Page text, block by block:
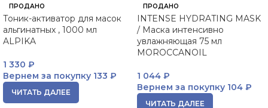
ПРОДАНО
Тоник-активатор для масок
альгинатных , 1000 мл
ALPIKA
1 330 ₽
Вернем за покупку 133 ₽
ЧИТАТЬ ДАЛЕЕ
ПРОДАНО
INTENSE HYDRATING MASK
/ Маска интенсивно
увлажняющая 75 мл
MOROCCANOIL
1 044 ₽
Вернем за покупку 104 ₽
ЧИТАТЬ ДАЛЕЕ